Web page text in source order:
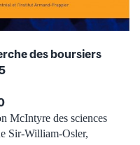
des boursiers
McIntyre des sciences
Sir-William-Osler,